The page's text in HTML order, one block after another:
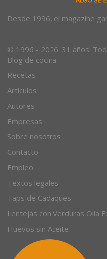
Desde 1996, el magazine
© 1996 - 2026. 31 años.
Blog de cocina
Recetas
Artículos
Autores
Empresas
Sobre nosotros
Contacto
Empleo
Textos legales
Taps de Cadaques
Lentejas con Verduras Olla
Huevos sin Aceite